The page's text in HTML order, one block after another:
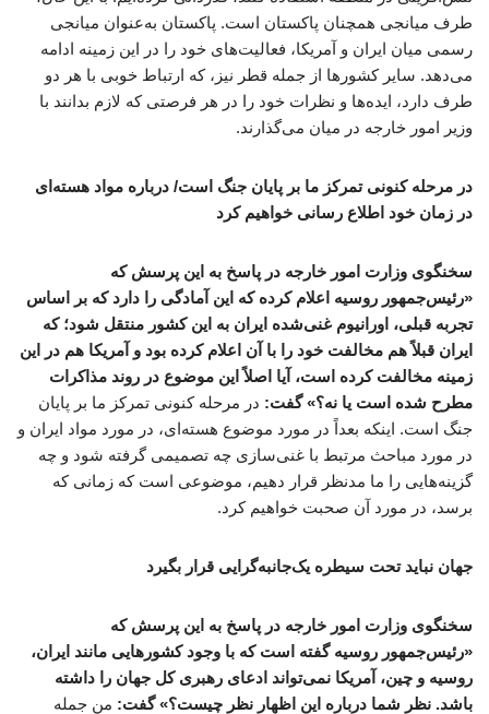
طرف میانجی همچنان پاکستان است. پاکستان به‌عنوان میانجی
رسمی میان ایران و آمریکا، فعالیت‌های خود را در این زمینه ادامه
می‌دهد. سایر کشورها از جمله قطر نیز، که ارتباط خوبی با هر دو
طرف دارد، ایده‌ها و نظرات خود را در هر فرصتی که لازم بدانند با
وزیر امور خارجه در میان می‌گذارند.
در مرحله کنونی تمرکز ما بر پایان جنگ است/ درباره مواد هسته‌ای
در زمان خود اطلاع رسانی خواهیم کرد
سخنگوی وزارت امور خارجه در پاسخ به این پرسش که
«رئیس‌جمهور روسیه اعلام کرده که این آمادگی را دارد که بر اساس
تجربه قبلی، اورانیوم غنی‌شده ایران به این کشور منتقل شود؛ که
ایران قبلاً هم مخالفت خود را با آن اعلام کرده بود و آمریکا هم در این
زمینه مخالفت کرده است، آیا اصلاً این موضوع در روند مذاکرات
مطرح شده است یا نه؟» گفت: در مرحله کنونی تمرکز ما بر پایان
جنگ است. اینکه بعداً در مورد موضوع هسته‌ای، در مورد مواد ایران و
در مورد مباحث مرتبط با غنی‌سازی چه تصمیمی گرفته شود و چه
گزینه‌هایی را ما مدنظر قرار دهیم، موضوعی است که زمانی که
برسد، در مورد آن صحبت خواهیم کرد.
جهان نباید تحت سیطره یک‌جانبه‌گرایی قرار بگیرد
سخنگوی وزارت امور خارجه در پاسخ به این پرسش که
«رئیس‌جمهور روسیه گفته‌ است که با وجود کشورهایی مانند ایران،
روسیه و چین، آمریکا نمی‌تواند ادعای رهبری کل جهان را داشته
باشد. نظر شما درباره این اظهار نظر چیست؟» گفت: من جمله